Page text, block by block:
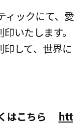
ィックにて、愛
いたします。
して、世界に
ら htt